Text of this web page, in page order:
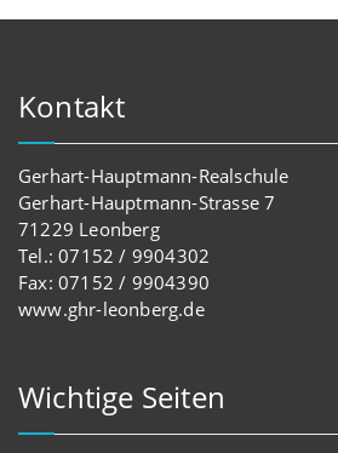
Kontakt
Gerhart-Hauptmann-Realschule
Gerhart-Hauptmann-Strasse 7
71229 Leonberg
Tel.: 07152 / 9904302
Fax: 07152 / 9904390
www.ghr-leonberg.de
Wichtige Seiten